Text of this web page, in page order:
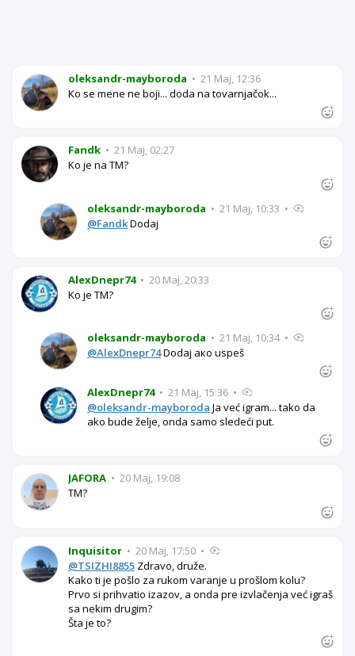
oleksandr-mayboroda • 21 Maj, 12:36
Ko se mene ne boji... doda na tovarnjačok...
Fandk • 21 Maj, 02:27
Ko je na TM?
oleksandr-mayboroda • 21 Maj, 10:33 •
@FandkDodaj
AlexDnepr74 • 20 Maj, 20:33
Ko je TM?
oleksandr-mayboroda • 21 Maj, 10:34 •
@AlexDnepr74Dodaј ако uspeš
AlexDnepr74 • 21 Maj, 15:36 •
@oleksandr-mayboroda Ja već igram... tako da
ako bude želje, onda samo sledeći put.
JAFORA • 20 Maj, 19:08
TM?
Inquisitor • 20 Maj, 17:50 •
@TSIZHI8855 Zdravo, druže.
Kako ti je pošlo za rukom varanje u prošlom kolu?
Prvo si prihvatio izazov, a onda pre izvlačenja već igraš
sa nekim drugim?
Šta je to?